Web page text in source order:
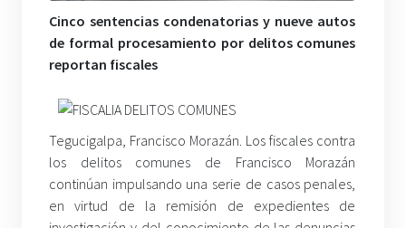
Cinco sentencias condenatorias y nueve autos
de formal procesamiento por delitos comunes
reportan fiscales
Tegucigalpa, Francisco Morazán. Los fiscales contra
los delitos comunes de Francisco Morazán
continúan impulsando una serie de casos penales,
en virtud de la remisión de expedientes de